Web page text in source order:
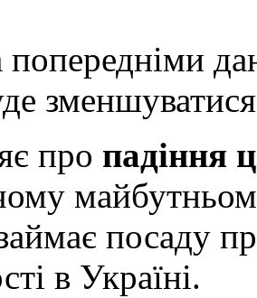
попередніми
про падіння
посаду
в Україні.